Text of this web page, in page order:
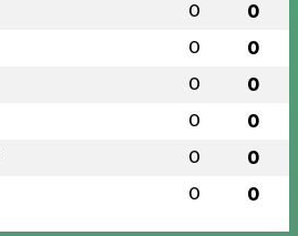
0 0
0 0
0 0
0 0
0 0
0 0